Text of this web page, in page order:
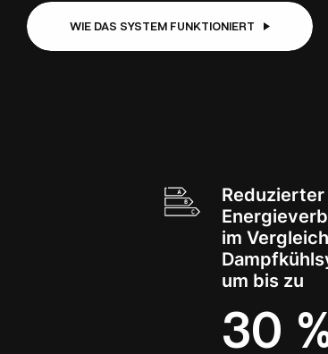
WIE DAS SYSTEM FUNKTIONIERT
Reduzierter
im
um bis zu
30